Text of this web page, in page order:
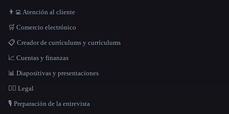
👨‍💻 Atención al cliente
🛒 Comercio electrónico
📋 Creador de currículums y currículums
📈 Cuentas y finanzas
📊 Diapositivas y presentaciones
👩‍⚖️ Legal
🎙️ Preparación de la entrevista